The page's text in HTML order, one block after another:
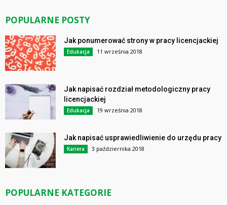
POPULARNE POSTY
Jak ponumerować strony w pracy licencjackiej
Edukacja 11 września 2018
Jak napisać rozdział metodologiczny pracy
licencjackiej
Edukacja 19 września 2018
Jak napisać usprawiedliwienie do urzędu pracy
Kariera 3 października 2018
POPULARNE KATEGORIE